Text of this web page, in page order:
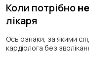
Коли потрібно
лікаря
Ось ознаки, за якими
кардіолога без